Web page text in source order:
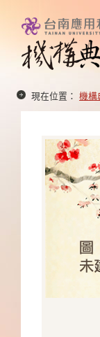
現在位置： 機構